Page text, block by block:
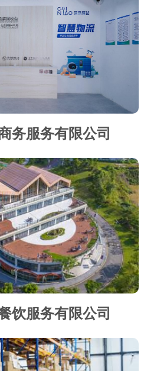
务服务有限公司
饮服务有限公司